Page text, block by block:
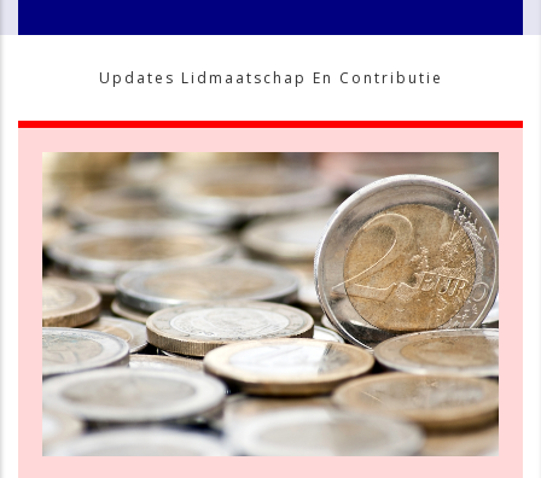
Updates Lidmaatschap En Contributie